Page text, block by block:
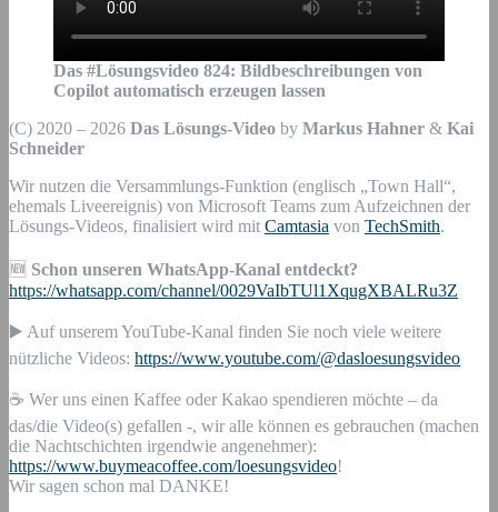
Das #Lösungsvideo 824: Bildbeschreibungen von
Copilot automatisch erzeugen lassen
(C) 2020 – 2026 Das Lösungs-Video by Markus Hahner & Kai
Schneider
Wir nutzen die Versammlungs-Funktion (englisch „Town Hall“,
ehemals Liveereignis) von Microsoft Teams zum Aufzeichnen der
Lösungs-Videos, finalisiert wird mit Camtasia von TechSmith.
🆕 Schon unseren WhatsApp-Kanal entdeckt?
https://whatsapp.com/channel/0029VaIbTUl1XqugXBALRu3Z
▶️ Auf unserem YouTube-Kanal finden Sie noch viele weitere
nützliche Videos: https://www.youtube.com/@dasloesungsvideo
☕ Wer uns einen Kaffee oder Kakao spendieren möchte – da
das/die Video(s) gefallen -, wir alle können es gebrauchen (machen
die Nachtschichten irgendwie angenehmer):
https://www.buymeacoffee.com/loesungsvideo!
Wir sagen schon mal DANKE!